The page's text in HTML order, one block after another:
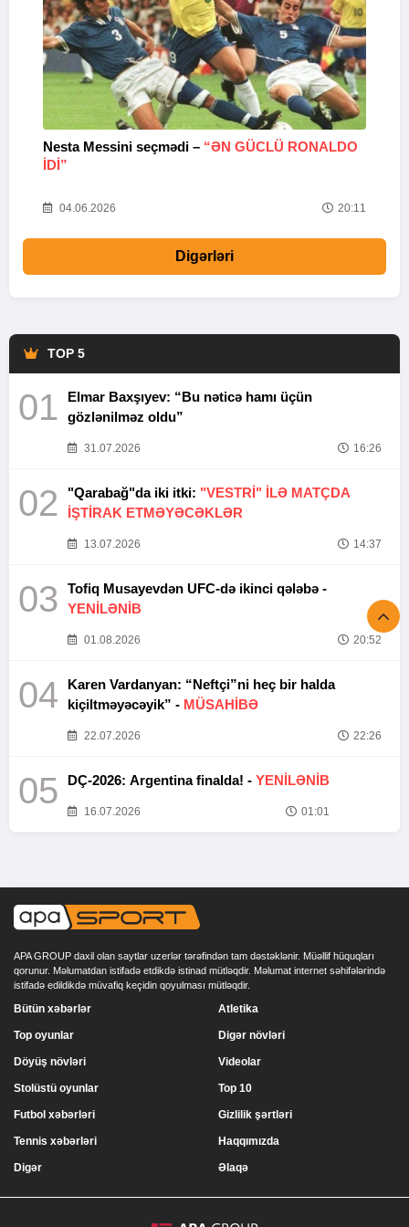
Nesta Messini seçmədi – “ƏN GÜCLÜ RONALDO
IDI”
04.06.2026 20:11
Digərləri
TOP 5
01
Elmar Baxşıyev: “Bu nəticə hamı üçün
gözlənilməz oldu”
31.07.2026 16:26
02 "Qarabağ"da iki itki: "VESTRİ" İLƏ MATÇDA
İŞTİRAK ETMƏYƏCƏKLƏR
13.07.2026 14:37
03
Tofiq Musayevdən UFC-də ikinci qələbə -
YENİLƏNİB
01.08.2026 20:52
04
Karen Vardanyan: “Neftçi”ni heç bir halda
kiçiltməyəcəyik” - MÜSAHİBƏ
22.07.2026 22:26
05 DÇ-2026: Argentina finalda! - YENİLƏNİB
16.07.2026 01:01
APA GROUP daxil olan saytlar uzerlər tərəfindən tam dəstəklənir. Müəllif hüquqları
qorunur. Məlumatdan istifadə etdikdə istinad mütləqdir. Məlumat internet səhifələrində
istifadə edildikdə müvafiq keçidin qoyulması mütləqdir.
Bütün xəbərlər
Top oyunlar
Döyüş növləri
Stolüstü oyunlar
Atletika
Digər növləri
Videolar
Top 10
Futbol xəbərləri
Tennis xəbərləri
Digər
Gizlilik şərtləri
Haqqımızda
Əlaqə